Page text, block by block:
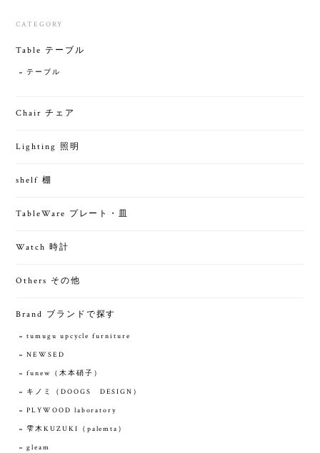
CATEGORY
Table テーブル
テーブル
Chair チェア
Lighting 照明
shelf 棚
TableWare プレート・皿
Watch 時計
Others その他
Brand ブランドで探す
tumugu upcycle furniture
NEWSED
funew（木本硝子）
キノミ（DOOGS DESIGN）
PLYWOOD laboratory
雫木KUZUKI（palemta）
gleam